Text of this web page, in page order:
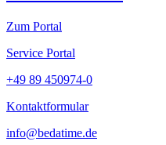
Zum Portal
Service Portal
+49 89 450974-0
Kontaktformular
info@bedatime.de